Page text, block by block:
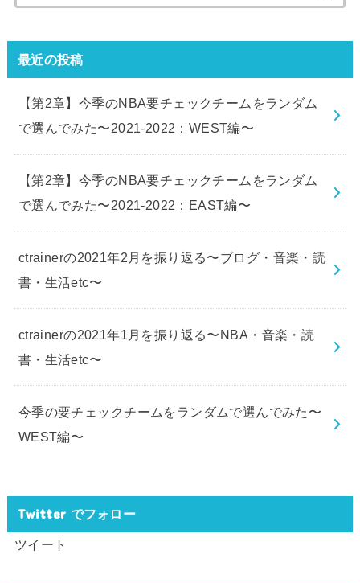
索:
最近の投稿
【第2章】今季のNBA要チェックチームをランダム
で選んでみた〜2021-2022：WEST編〜
【第2章】今季のNBA要チェックチームをランダム
で選んでみた〜2021-2022：EAST編〜
ctrainerの2021年2月を振り返る〜ブログ・音楽・読
書・生活etc〜
ctrainerの2021年1月を振り返る〜NBA・音楽・読
書・生活etc〜
今季の要チェックチームをランダムで選んでみた〜
WEST編〜
Twitter でフォロー
ツイート